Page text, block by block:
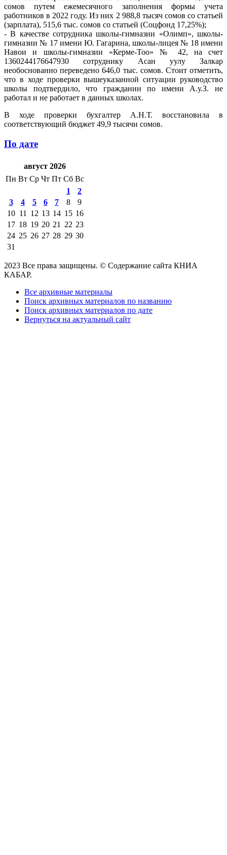
сомов путем ежемесячного заполнения формы учета
работников в 2022 году. Из них 2 988,8 тысяч сомов со статьей
(зарплата), 515,6 тыс. сомов со статьей (Соцфонд 17,25%);
- В качестве сотрудника школы-гимназии «Олимп», школы-
гимназии № 17 имени Ю. Гагарина, школы-лицея № 18 имени
Навои и школы-гимназии «Керме-Тоо» № 42, на счет
1360244176647930 сотруднику Асан уулу Залкар
необоснованно переведено 646,0 тыс. сомов. Стоит отметить,
что в ходе проверки вышеуказанной ситуации руководство
школы подтвердило, что гражданин по имени А.у.З. не
работал и не работает в данных школах.
В ходе проверки бухгалтер А.Н.Т. восстановила в
соответствующий бюджет 49,9 тысячи сомов.
По дате
август 2026
Пн Вт Ср Чт Пт Сб Вс
1
2
3
4 5 6 7 8
9
10 11 12 13 14 15 16
17 18 19 20 21 22 23
24 25 26 27 28 29 30
31
2023 Все права защищены. © Содержание сайта КНИА
КАБАР.
Все архивные материалы
Поиск архивных материалов по названию
Поиск архивных материалов по дате
Вернуться на актуальный сайт